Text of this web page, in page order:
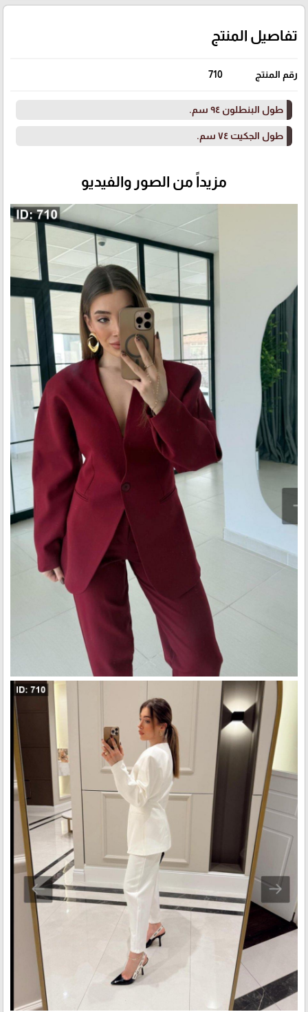
تفاصيل المنتج
رقم المنتج 710
طول البنطلون ٩٤ سم.
طول الجكيت ٧٤ سم.
مزيداً من الصور والفيديو